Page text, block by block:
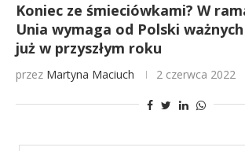
Koniec ze śmieciówkami? W
Unia wymaga od Polski
już w przyszłym roku
przez Martyna Maciuch 2 czerwca 2022